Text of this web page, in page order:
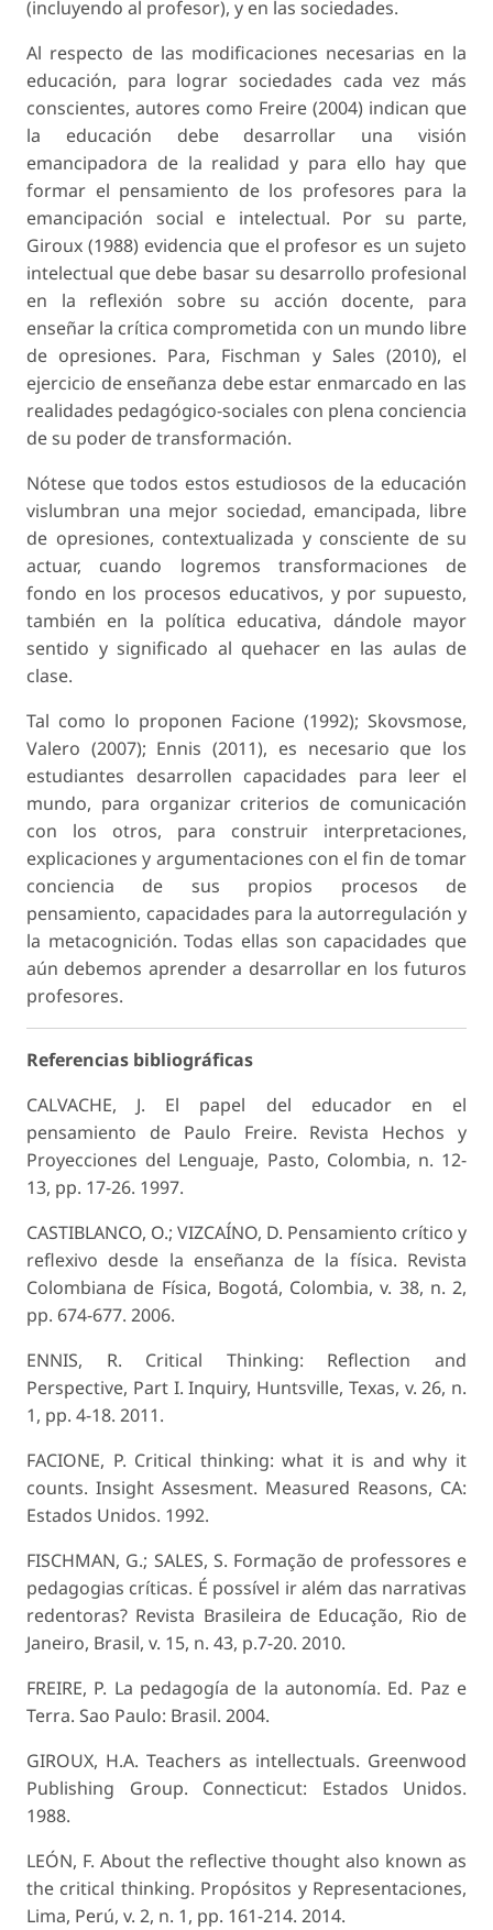
(incluyendo al profesor), y en las sociedades.
Al respecto de las modificaciones necesarias en la
educación, para lograr sociedades cada vez más
conscientes, autores como Freire (2004) indican que
la educación debe desarrollar una visión
emancipadora de la realidad y para ello hay que
formar el pensamiento de los profesores para la
emancipación social e intelectual. Por su parte,
Giroux (1988) evidencia que el profesor es un sujeto
intelectual que debe basar su desarrollo profesional
en la reflexión sobre su acción docente, para
enseñar la crítica comprometida con un mundo libre
de opresiones. Para, Fischman y Sales (2010), el
ejercicio de enseñanza debe estar enmarcado en las
realidades pedagógico-sociales con plena conciencia
de su poder de transformación.
Nótese que todos estos estudiosos de la educación
vislumbran una mejor sociedad, emancipada, libre
de opresiones, contextualizada y consciente de su
actuar, cuando logremos transformaciones de
fondo en los procesos educativos, y por supuesto,
también en la política educativa, dándole mayor
sentido y significado al quehacer en las aulas de
clase.
Tal como lo proponen Facione (1992); Skovsmose,
Valero (2007); Ennis (2011), es necesario que los
estudiantes desarrollen capacidades para leer el
mundo, para organizar criterios de comunicación
con los otros, para construir interpretaciones,
explicaciones y argumentaciones con el fin de tomar
conciencia de sus propios procesos de
pensamiento, capacidades para la autorregulación y
la metacognición. Todas ellas son capacidades que
aún debemos aprender a desarrollar en los futuros
profesores.
Referencias bibliográficas
CALVACHE, J. El papel del educador en el
pensamiento de Paulo Freire. Revista Hechos y
Proyecciones del Lenguaje, Pasto, Colombia, n. 12-
13, pp. 17-26. 1997.
CASTIBLANCO, O.; VIZCAÍNO, D. Pensamiento crítico y
reflexivo desde la enseñanza de la física. Revista
Colombiana de Física, Bogotá, Colombia, v. 38, n. 2,
pp. 674-677. 2006.
ENNIS, R. Critical Thinking: Reflection and
Perspective, Part I. Inquiry, Huntsville, Texas, v. 26, n.
1, pp. 4-18. 2011.
FACIONE, P. Critical thinking: what it is and why it
counts. Insight Assesment. Measured Reasons, CA:
Estados Unidos. 1992.
FISCHMAN, G.; SALES, S. Formação de professores e
pedagogias críticas. É possível ir além das narrativas
redentoras? Revista Brasileira de Educação, Rio de
Janeiro, Brasil, v. 15, n. 43, p.7-20. 2010.
FREIRE, P. La pedagogía de la autonomía. Ed. Paz e
Terra. Sao Paulo: Brasil. 2004.
GIROUX, H.A. Teachers as intellectuals. Greenwood
Publishing Group. Connecticut: Estados Unidos.
1988.
LEÓN, F. About the reflective thought also known as
the critical thinking. Propósitos y Representaciones,
Lima, Perú, v. 2, n. 1, pp. 161-214. 2014.